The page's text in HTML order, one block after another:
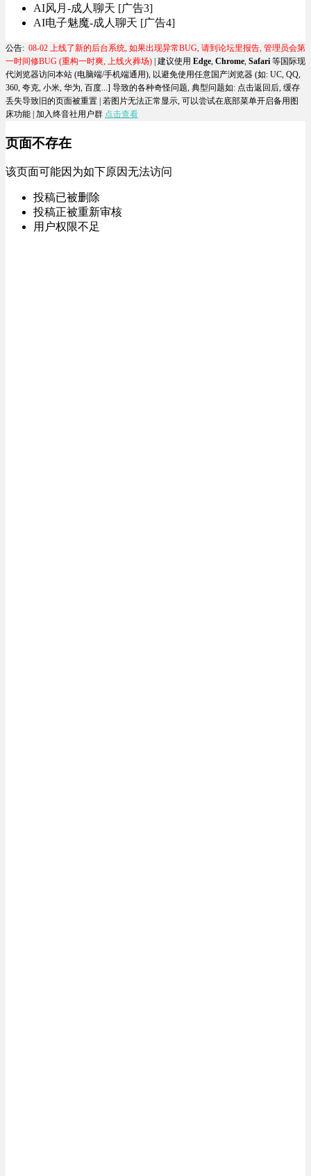
AI风月-成人聊天 [广告3]
AI电子魅魔-成人聊天 [广告4]
公告: 08-02 上线了新的后台系统, 如果出现异常BUG, 请到论坛里报告, 管理员会第
一时间修BUG (重构一时爽, 上线火葬场) | 建议使用 Edge, Chrome, Safari 等国际现
代浏览器访问本站 (电脑端/手机端通用), 以避免使用任意国产浏览器 (如: UC, QQ,
360, 夸克, 小米, 华为, 百度...] 导致的各种奇怪问题, 典型问题如: 点击返回后, 缓存
丢失导致旧的页面被重置 | 若图片无法正常显示, 可以尝试在底部菜单开启备用图
床功能 | 加入终音社用户群 点击查看
页面不存在
该页面可能因为如下原因无法访问
投稿已被删除
投稿正被重新审核
用户权限不足